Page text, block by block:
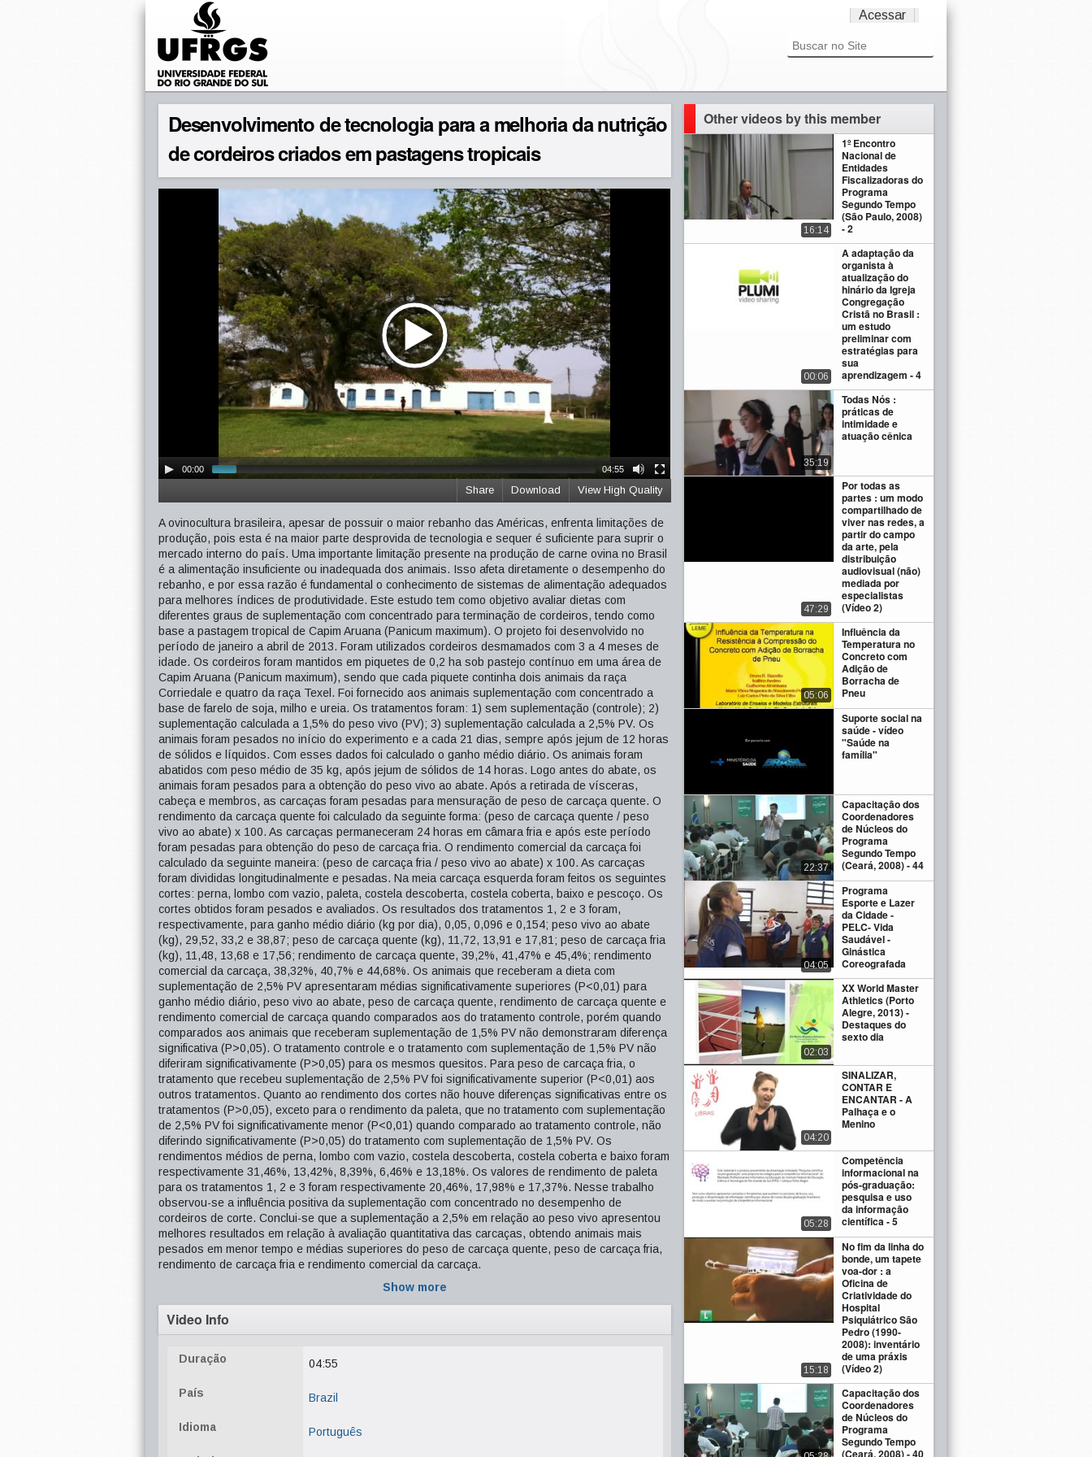
Acessar
Desenvolvimento de tecnologia para a melhoria da nutrição
de cordeiros criados em pastagens tropicais
00:00 04:55
View High Quality
Download
Share
A ovinocultura brasileira, apesar de possuir o maior rebanho das Américas, enfrenta limitações de
produção, pois esta é na maior parte desprovida de tecnologia e sequer é suficiente para suprir o
mercado interno do país. Uma importante limitação presente na produção de carne ovina no Brasil
é a alimentação insuficiente ou inadequada dos animais. Isso afeta diretamente o desempenho do
rebanho, e por essa razão é fundamental o conhecimento de sistemas de alimentação adequados
para melhores índices de produtividade. Este estudo tem como objetivo avaliar dietas com
diferentes graus de suplementação com concentrado para terminação de cordeiros, tendo como
base a pastagem tropical de Capim Aruana (Panicum maximum). O projeto foi desenvolvido no
período de janeiro a abril de 2013. Foram utilizados cordeiros desmamados com 3 a 4 meses de
idade. Os cordeiros foram mantidos em piquetes de 0,2 ha sob pastejo contínuo em uma área de
Capim Aruana (Panicum maximum), sendo que cada piquete continha dois animais da raça
Corriedale e quatro da raça Texel. Foi fornecido aos animais suplementação com concentrado a
base de farelo de soja, milho e ureia. Os tratamentos foram: 1) sem suplementação (controle); 2)
suplementação calculada a 1,5% do peso vivo (PV); 3) suplementação calculada a 2,5% PV. Os
animais foram pesados no início do experimento e a cada 21 dias, sempre após jejum de 12 horas
de sólidos e líquidos. Com esses dados foi calculado o ganho médio diário. Os animais foram
abatidos com peso médio de 35 kg, após jejum de sólidos de 14 horas. Logo antes do abate, os
animais foram pesados para a obtenção do peso vivo ao abate. Após a retirada de vísceras,
cabeça e membros, as carcaças foram pesadas para mensuração de peso de carcaça quente. O
rendimento da carcaça quente foi calculado da seguinte forma: (peso de carcaça quente / peso
vivo ao abate) x 100. As carcaças permaneceram 24 horas em câmara fria e após este período
foram pesadas para obtenção do peso de carcaça fria. O rendimento comercial da carcaça foi
calculado da seguinte maneira: (peso de carcaça fria / peso vivo ao abate) x 100. As carcaças
foram divididas longitudinalmente e pesadas. Na meia carcaça esquerda foram feitos os seguintes
cortes: perna, lombo com vazio, paleta, costela descoberta, costela coberta, baixo e pescoço. Os
cortes obtidos foram pesados e avaliados. Os resultados dos tratamentos 1, 2 e 3 foram,
respectivamente, para ganho médio diário (kg por dia), 0,05, 0,096 e 0,154; peso vivo ao abate
(kg), 29,52, 33,2 e 38,87; peso de carcaça quente (kg), 11,72, 13,91 e 17,81; peso de carcaça fria
(kg), 11,48, 13,68 e 17,56; rendimento de carcaça quente, 39,2%, 41,47% e 45,4%; rendimento
comercial da carcaça, 38,32%, 40,7% e 44,68%. Os animais que receberam a dieta com
suplementação de 2,5% PV apresentaram médias significativamente superiores (P<0,01) para
ganho médio diário, peso vivo ao abate, peso de carcaça quente, rendimento de carcaça quente e
rendimento comercial de carcaça quando comparados aos do tratamento controle, porém quando
comparados aos animais que receberam suplementação de 1,5% PV não demonstraram diferença
significativa (P>0,05). O tratamento controle e o tratamento com suplementação de 1,5% PV não
diferiram significativamente (P>0,05) para os mesmos quesitos. Para peso de carcaça fria, o
tratamento que recebeu suplementação de 2,5% PV foi significativamente superior (P<0,01) aos
outros tratamentos. Quanto ao rendimento dos cortes não houve diferenças significativas entre os
tratamentos (P>0,05), exceto para o rendimento da paleta, que no tratamento com suplementação
de 2,5% PV foi significativamente menor (P<0,01) quando comparado ao tratamento controle, não
diferindo significativamente (P>0,05) do tratamento com suplementação de 1,5% PV. Os
rendimentos médios de perna, lombo com vazio, costela descoberta, costela coberta e baixo foram
respectivamente 31,46%, 13,42%, 8,39%, 6,46% e 13,18%. Os valores de rendimento de paleta
para os tratamentos 1, 2 e 3 foram respectivamente 20,46%, 17,98% e 17,37%. Nesse trabalho
observou-se a influência positiva da suplementação com concentrado no desempenho de
cordeiros de corte. Conclui-se que a suplementação a 2,5% em relação ao peso vivo apresentou
melhores resultados em relação à avaliação quantitativa das carcaças, obtendo animais mais
pesados em menor tempo e médias superiores do peso de carcaça quente, peso de carcaça fria,
rendimento de carcaça fria e rendimento comercial da carcaça.
Show more
Video Info
Duração 04:55
País Brazil
Idioma Português
Other videos by this member
1º Encontro
Nacional de
Entidades
Fiscalizadoras do
Programa
Segundo Tempo
(São Paulo, 2008)
- 2
16:14
A adaptação da
organista à
atualização do
hinário da Igreja
Congregação
Cristã no Brasil :
um estudo
preliminar com
estratégias para
sua
aprendizagem - 4
00:06
Todas Nós :
práticas de
intimidade e
atuação cênica
35:19
Por todas as
partes : um modo
compartilhado de
viver nas redes, a
partir do campo
da arte, pela
distribuição
audiovisual (não)
mediada por
especialistas
(Vídeo 2)
47:29
Influência da
Temperatura no
Concreto com
Adição de
Borracha de
Pneu
05:06
Suporte social na
saúde - vídeo
"Saúde na
família"
Capacitação dos
Coordenadores
de Núcleos do
Programa
Segundo Tempo
(Ceará, 2008) - 44
22:37
Programa
Esporte e Lazer
da Cidade -
PELC- Vida
Saudável -
Ginástica
Coreografada
04:05
XX World Master
Athletics (Porto
Alegre, 2013) -
Destaques do
sexto dia
02:03
SINALIZAR,
CONTAR E
ENCANTAR - A
Palhaça e o
Menino
04:20
Competência
informacional na
pós-graduação:
pesquisa e uso
da informação
científica - 5
05:28
No fim da linha do
bonde, um tapete
voa-dor : a
Oficina de
Criatividade do
Hospital
Psiquiátrico São
Pedro (1990-
2008): inventário
de uma práxis
(Vídeo 2)
15:18
Capacitação dos
Coordenadores
de Núcleos do
Programa
Segundo Tempo
(Ceará, 2008) - 40